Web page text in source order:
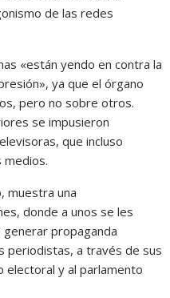
de las redes
«están yendo en contra la
ya que el órgano
pero no sobre otros.
se impusieron
que incluso
medios.
muestra una
donde a unos se les
propaganda
periodistas, a través de sus
electoral y al parlamento